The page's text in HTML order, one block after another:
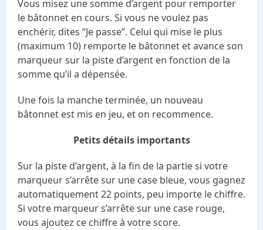
Vous misez une somme d’argent pour remporter
le bâtonnet en cours. Si vous ne voulez pas
enchérir, dites “Je passe”. Celui qui mise le plus
(maximum 10) remporte le bâtonnet et avance son
marqueur sur la piste d’argent en fonction de la
somme qu’il a dépensée.
Une fois la manche terminée, un nouveau
bâtonnet est mis en jeu, et on recommence.
Petits détails importants
Sur la piste d’argent, à la fin de la partie si votre
marqueur s’arrête sur une case bleue, vous gagnez
automatiquement 22 points, peu importe le chiffre.
Si votre marqueur s’arrête sur une case rouge,
vous ajoutez ce chiffre à votre score.